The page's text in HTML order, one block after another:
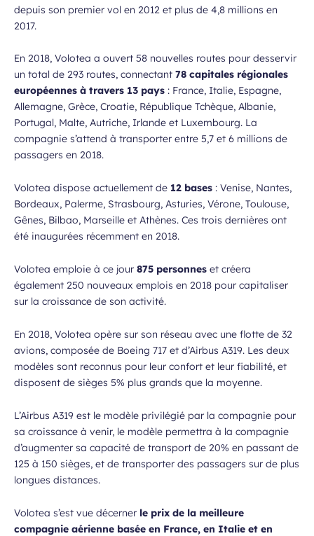
depuis son premier vol en 2012 et plus de 4,8 millions en
2017.
En 2018, Volotea a ouvert 58 nouvelles routes pour desservir
un total de 293 routes, connectant 78 capitales régionales
européennes à travers 13 pays : France, Italie, Espagne,
Allemagne, Grèce, Croatie, République Tchèque, Albanie,
Portugal, Malte, Autriche, Irlande et Luxembourg. La
compagnie s’attend à transporter entre 5,7 et 6 millions de
passagers en 2018.
Volotea dispose actuellement de 12 bases : Venise, Nantes,
Bordeaux, Palerme, Strasbourg, Asturies, Vérone, Toulouse,
Gênes, Bilbao, Marseille et Athènes. Ces trois dernières ont
été inaugurées récemment en 2018.
Volotea emploie à ce jour 875 personnes et créera
également 250 nouveaux emplois en 2018 pour capitaliser
sur la croissance de son activité.
En 2018, Volotea opère sur son réseau avec une flotte de 32
avions, composée de Boeing 717 et d’Airbus A319. Les deux
modèles sont reconnus pour leur confort et leur fiabilité, et
disposent de sièges 5% plus grands que la moyenne.
L’Airbus A319 est le modèle privilégié par la compagnie pour
sa croissance à venir, le modèle permettra à la compagnie
d’augmenter sa capacité de transport de 20% en passant de
125 à 150 sièges, et de transporter des passagers sur de plus
longues distances.
Volotea s’est vue décerner le prix de la meilleure
compagnie aérienne basée en France, en Italie et en